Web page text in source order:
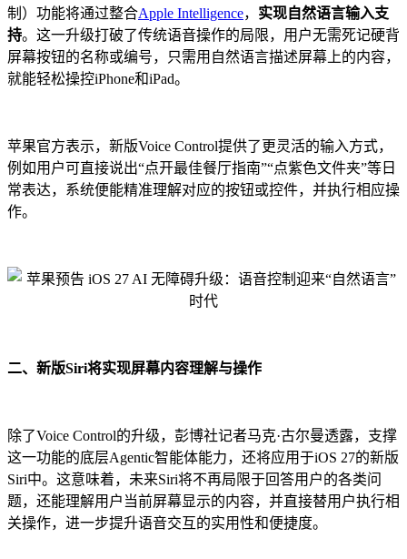
制）功能将通过整合Apple Intelligence， 实现自然语言输入支
持。这一升级打破了传统语音操作的局限，用户无需死记硬背
屏幕按钮的名称或编号，只需用自然语言描述屏幕上的内容，
就能轻松操控iPhone和iPad。
苹果官方表示，新版Voice Control提供了更灵活的输入方式，
例如用户可直接说出“点开最佳餐厅指南”“点紫色文件夹”等日
常表达，系统便能精准理解对应的按钮或控件，并执行相应操
作。
二、新版Siri将实现屏幕内容理解与操作
除了Voice Control的升级，彭博社记者马克·古尔曼透露，支撑
这一功能的底层Agentic智能体能力，还将应用于iOS 27的新版
Siri中。这意味着，未来Siri将不再局限于回答用户的各类问
题，还能理解用户当前屏幕显示的内容，并直接替用户执行相
关操作，进一步提升语音交互的实用性和便捷度。